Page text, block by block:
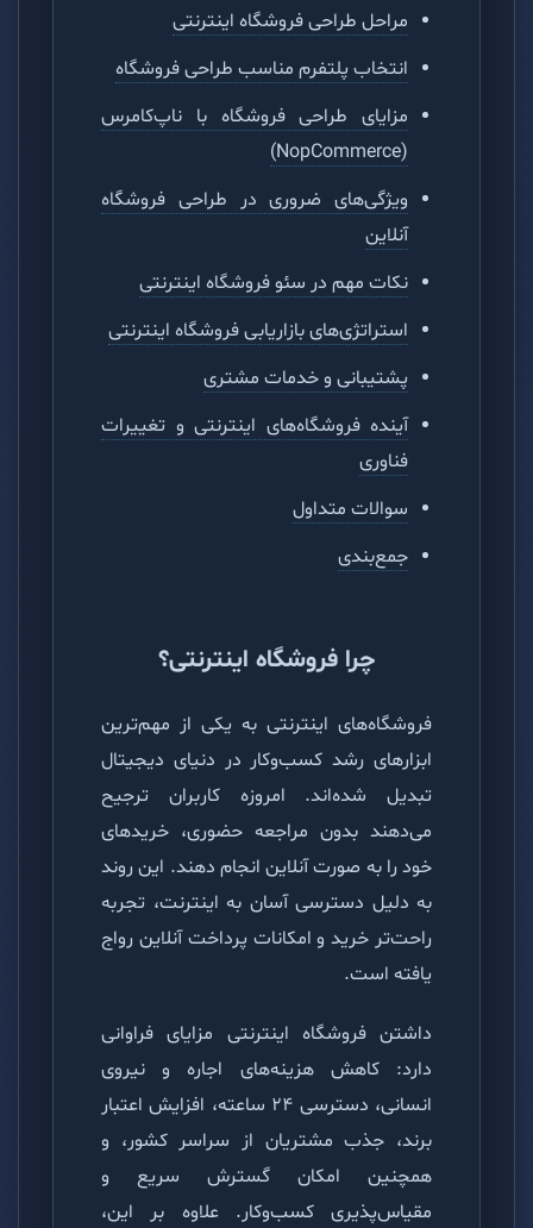
مراحل طراحی فروشگاه اینترنتی
انتخاب پلتفرم مناسب طراحی فروشگاه
مزایای طراحی فروشگاه با ناپ‌کامرس
(NopCommerce)
ویژگی‌های ضروری در طراحی فروشگاه
آنلاین
نکات مهم در سئو فروشگاه اینترنتی
استراتژی‌های بازاریابی فروشگاه اینترنتی
پشتیبانی و خدمات مشتری
آینده فروشگاه‌های اینترنتی و تغییرات
فناوری
سوالات متداول
جمع‌بندی
چرا فروشگاه اینترنتی؟
فروشگاه‌های اینترنتی به یکی از مهم‌ترین
ابزارهای رشد کسب‌وکار در دنیای دیجیتال
تبدیل شده‌اند. امروزه کاربران ترجیح
می‌دهند بدون مراجعه حضوری، خریدهای
خود را به صورت آنلاین انجام دهند. این روند
به دلیل دسترسی آسان به اینترنت، تجربه
راحت‌تر خرید و امکانات پرداخت آنلاین رواج
یافته است.
داشتن فروشگاه اینترنتی مزایای فراوانی
دارد: کاهش هزینه‌های اجاره و نیروی
انسانی، دسترسی ۲۴ ساعته، افزایش اعتبار
برند، جذب مشتریان از سراسر کشور، و
همچنین امکان گسترش سریع و
مقیاس‌پذیری کسب‌وکار. علاوه بر این،